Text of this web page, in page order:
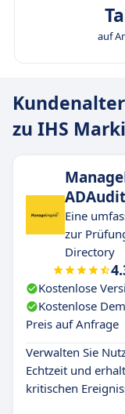
auf
zu IHS
Eine
zur
Directory
Kostenlose
Kostenlose
Preis auf Anfrage
Verwalten Sie
Echtzeit und
kritischen